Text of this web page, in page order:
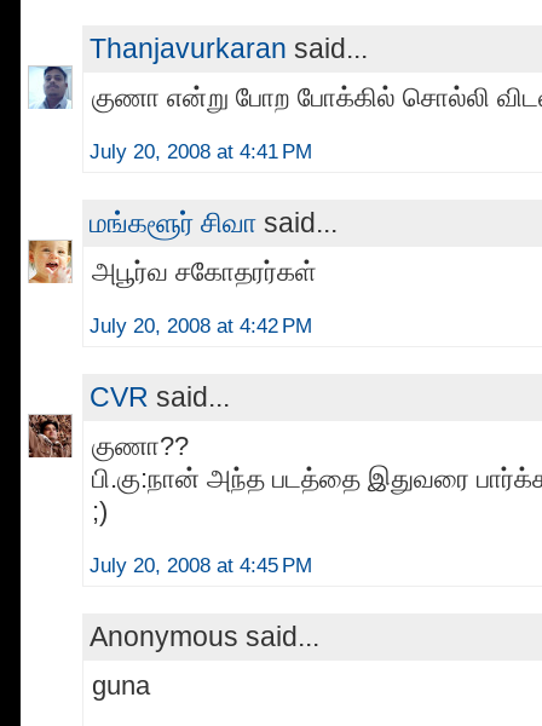
Thanjavurkaran said...
குணா என்று போற போக்கில் சொல்லி
July 20, 2008 at 4:41 PM
மங்களூர் சிவா said...
அபூர்வ சகோதரர்கள்
July 20, 2008 at 4:42 PM
CVR said...
குணா??
பி.கு:நான் அந்த படத்தை இதுவரை
;)
July 20, 2008 at 4:45 PM
Anonymous said...
guna